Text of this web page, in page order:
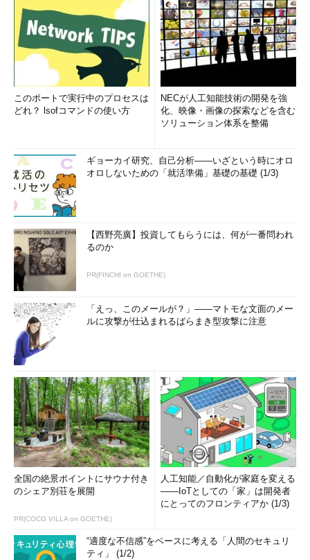
このポートで実行中のプロセスは
どれ？ lsofコマンドの使い方
NECが人工知能技術の開発を強
化、映像・画像の探索などを含む
ソリューション体系を整備
ギョーカイ研究、自己分析――いざという時にオロ
オロしないための「就活準備」基礎の基礎 (1/3)
【西野亮廣】投資してもらうには、何が一番問われ
るのか
PR(FINCHI on GOETHE)
「えっ、このメールが？」――マトモな文面のメー
ルに攻撃が仕込まれるばらまき型攻撃に注意
全国の絶景ポイントにサウナ付き
のシェア別荘を展開
PR(COCO VILLA on GOETHE)
人工知能／自動化が家庭を変える
――IoTとしての「家」は開発者
にとってのフロンティアか (1/3)
“適度な不信感”をベースに考える「人間のセキュリ
ティ」 (1/2)